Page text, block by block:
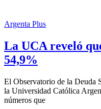
Argenta Plus
La UCA reveló
54,9%
El Observatorio de la
la Universidad Católica
números que